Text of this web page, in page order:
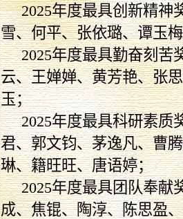
2025年度最具创新精神
雪、何平、张依璐、谭玉
2025年度最具勤奋刻苦
云、王婵婵、黄芳艳、张
玉；
2025年度最具科研素质
君、郭文钧、茅逸凡、曹
琳、籍旺旺、唐语婷；
2025年度最具团队奉献
成、焦锟、陶淳、陈思盈